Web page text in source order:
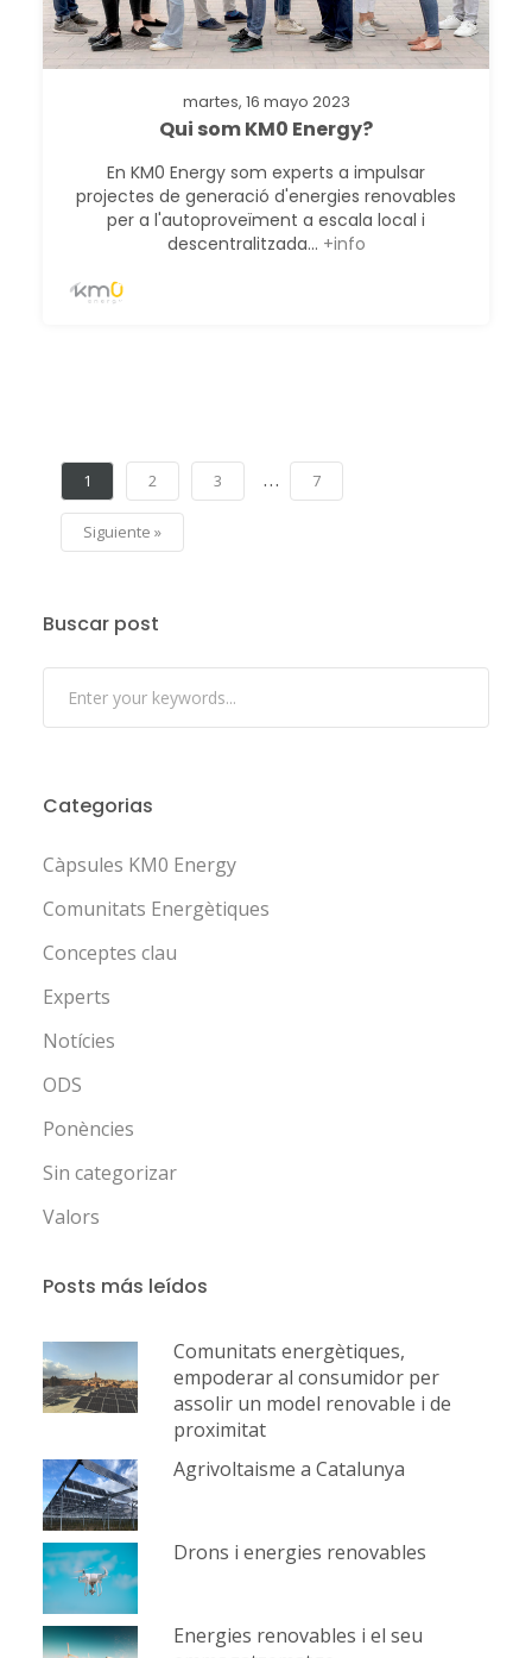
martes, 16 mayo 2023
Qui som KM0 Energy?
En KM0 Energy som experts a impulsar
projectes de generació d'energies renovables
per a l'autoproveïment a escala local i
descentralitzada... +info
1 2 3 … 7
Siguiente »
Buscar post
Categorias
Càpsules KM0 Energy
Comunitats Energètiques
Conceptes clau
Experts
Notícies
ODS
Ponències
Sin categorizar
Valors
Posts más leídos
Comunitats energètiques,
empoderar al consumidor per
assolir un model renovable i de
proximitat
Agrivoltaisme a Catalunya
Drons i energies renovables
Energies renovables i el seu